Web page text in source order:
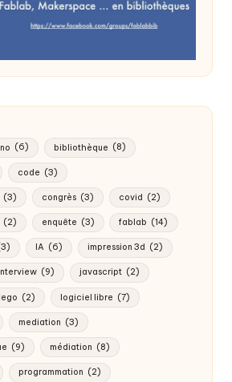
(6) bibliothèque (8)
code (3)
(3) congrès (3) covid (2)
(2) enquête (3) fablab (14)
IA (6) impression 3d (2)
(9) javascript (2)
lego (2) logiciel libre (7)
mediation (3)
(9) médiation (8)
programmation (2)